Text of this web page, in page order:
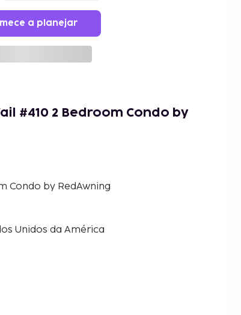
a planejar
#410 2 Bedroom Condo by
Condo by RedAwning
Unidos da América